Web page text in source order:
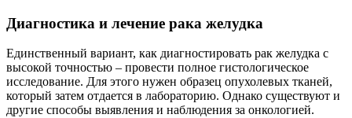
Диагностика и лечение рака желудка
Единственный вариант, как диагностировать рак желудка с
высокой точностью – провести полное гистологическое
исследование. Для этого нужен образец опухолевых тканей,
который затем отдается в лабораторию. Однако существуют и
другие способы выявления и наблюдения за онкологией.